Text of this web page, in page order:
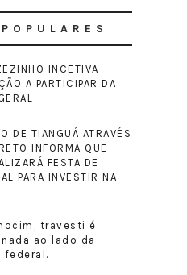
INCETIVA
A PARTICIPAR DA
DE TIANGUÁ ATRAVÉS
INFORMA QUE
FESTA DE
PARA INVESTIR NA
travesti é
ao lado da
federal.